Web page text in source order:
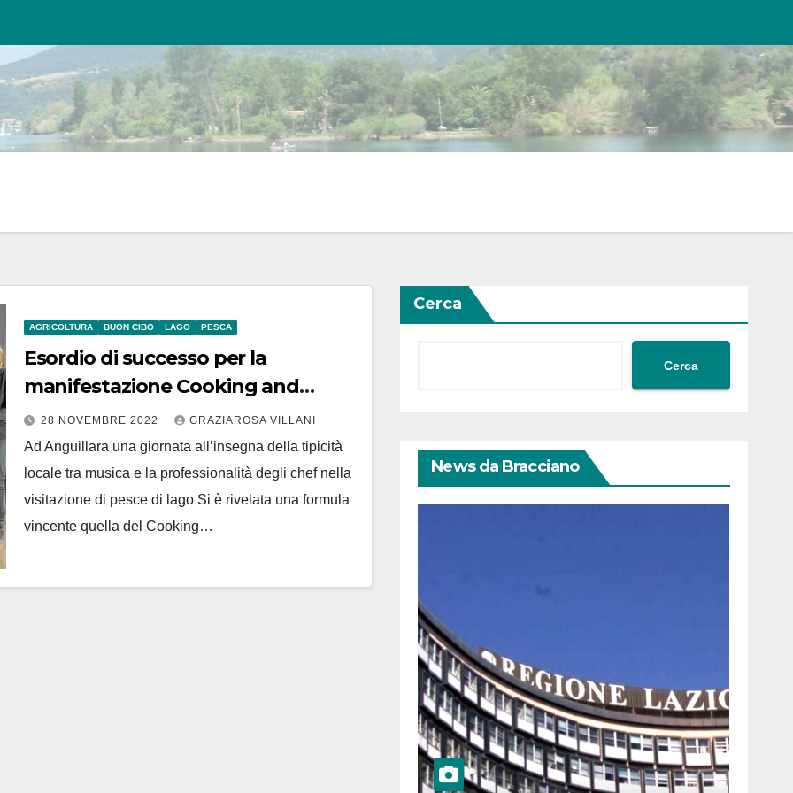
AGRICOLTURA BUON CIBO LAGO PESCA
Esordio di successo per la
manifestazione Cooking and
Music Show
28 NOVEMBRE 2022 GRAZIAROSA VILLANI
Ad Anguillara una giornata all’insegna della tipicità
locale tra musica e la professionalità degli chef nella
visitazione di pesce di lago Si è rivelata una formula
vincente quella del Cooking…
Cerca
Cerca
News da Bracciano